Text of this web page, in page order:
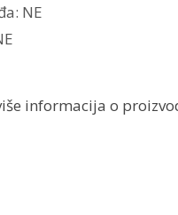
NE
informacija o